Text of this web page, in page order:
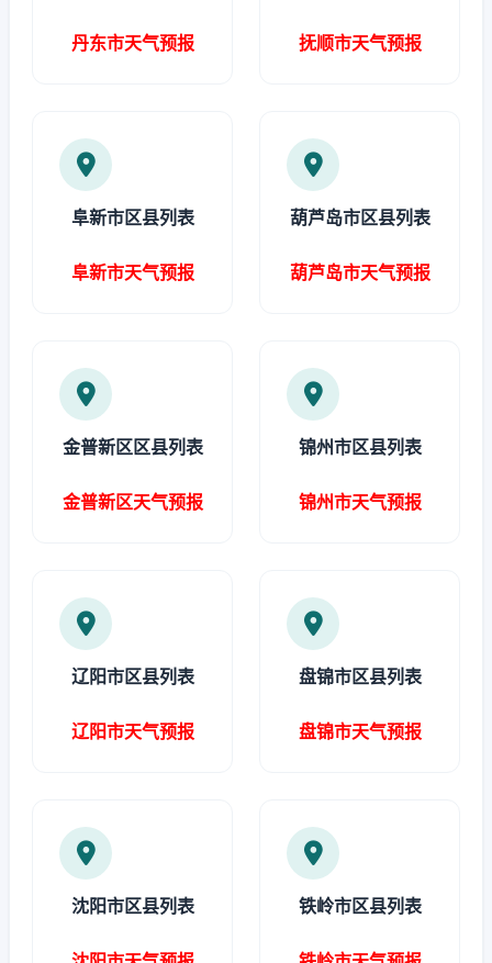
丹东市天气预报 抚顺市天气预报
阜新市区县列表
阜新市天气预报
葫芦岛市区县列表
葫芦岛市天气预报
金普新区区县列表
金普新区天气预报
锦州市区县列表
锦州市天气预报
辽阳市区县列表
辽阳市天气预报
盘锦市区县列表
盘锦市天气预报
沈阳市区县列表 铁岭市区县列表